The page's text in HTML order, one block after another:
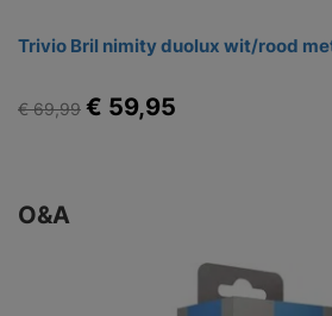
Trivio Bril nimity duolux wit/rood
€ 69,99 € 59,95
O&A